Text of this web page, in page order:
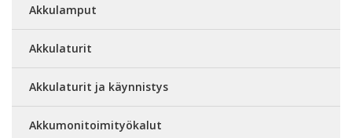
Akkulamput
Akkulaturit
Akkulaturit ja käynnistys
Akkumonitoimityökalut